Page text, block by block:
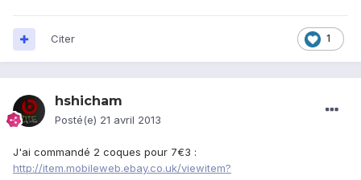
1
Citer
hshicham
Posté(e) 21 avril 2013
J'ai commandé 2 coques pour 7€3 :
http://item.mobileweb.ebay.co.uk/viewitem?